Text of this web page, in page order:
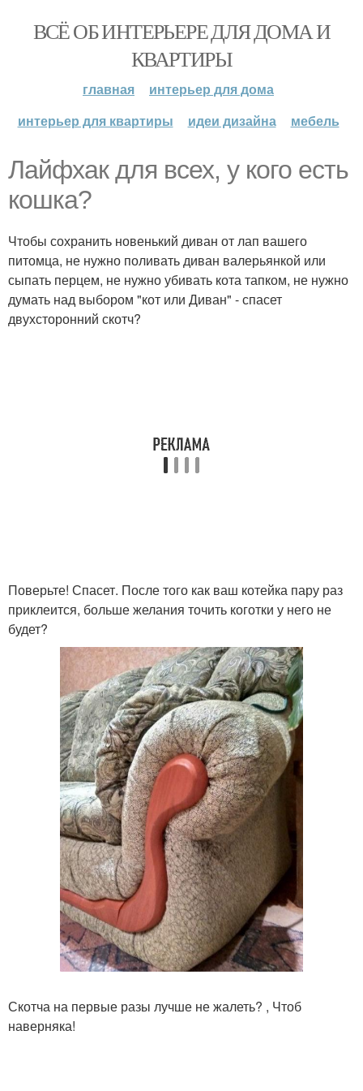
ВСЁ ОБ ИНТЕРЬЕРЕ ДЛЯ ДОМА И
КВАРТИРЫ
главная
интерьер для дома
интерьер для квартиры
идеи дизайна мебель
Лайфхак для всех, у кого есть
кошка?
Чтобы сохранить новенький диван от лап вашего
питомца, не нужно поливать диван валерьянкой или
сыпать перцем, не нужно убивать кота тапком, не нужно
думать над выбором "кот или Диван" - спасет
двухсторонний скотч?
Поверьте! Спасет. После того как ваш котейка пару раз
приклеится, больше желания точить коготки у него не
будет?
Скотча на первые разы лучше не жалеть? , Чтоб
наверняка!